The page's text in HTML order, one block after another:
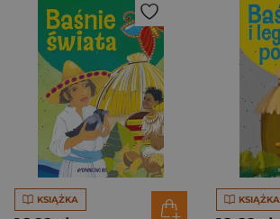
KSIĄŻKA KSIĄŻKA